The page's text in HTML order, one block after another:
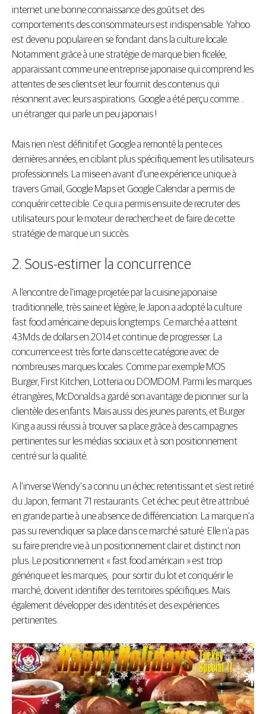
internet une bonne connaissance des goûts et des
comportements des consommateurs est indispensable. Yahoo
est devenu populaire en se fondant dans la culture locale.
Notamment grâce à une stratégie de marque bien ficelée,
apparaissant comme une entreprise japonaise qui comprend les
attentes de ses clients et leur fournit des contenus qui
résonnent avec leurs aspirations. Google a été perçu comme…
un étranger qui parle un peu japonais !
Mais rien n’est définitif et Google a remonté la pente ces
dernières années, en ciblant plus spécifiquement les utilisateurs
professionnels. La mise en avant d’une expérience unique à
travers Gmail, Google Maps et Google Calendar a permis de
conquérir cette cible. Ce qui a permis ensuite de recruter des
utilisateurs pour le moteur de recherche et de faire de cette
stratégie de marque un succès.
2. Sous-estimer la concurrence
A l’encontre de l’image projetée par la cuisine japonaise
traditionnelle, très saine et légère, le Japon a adopté la culture
fast food américaine depuis longtemps. Ce marché a atteint
43Mds de dollars en 2014 et continue de progresser. La
concurrence est très forte dans cette catégorie avec de
nombreuses marques locales. Comme par exemple MOS
Burger, First Kitchen, Lotteria ou DOMDOM. Parmi les marques
étrangères, McDonalds a gardé son avantage de pionnier sur la
clientèle des enfants. Mais aussi des jeunes parents, et Burger
King a aussi réussi à trouver sa place grâce à des campagnes
pertinentes sur les médias sociaux et à son positionnement
centré sur la qualité.
A l’inverse Wendy’s a connu un échec retentissant et s’est retiré
du Japon, fermant 71 restaurants. Cet échec peut être attribué
en grande partie à une absence de différenciation. La marque n’a
pas su revendiquer sa place dans ce marché saturé. Elle n’a pas
su faire prendre vie à un positionnement clair et distinct non
plus. Le positionnement « fast food américain » est trop
générique et les marques, pour sortir du lot et conquérir le
marché, doivent identifier des territoires spécifiques. Mais
également développer des identités et des expériences
pertinentes.